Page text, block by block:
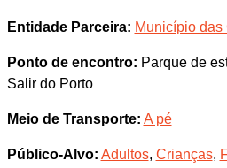
Entidade Parceira: Município
Ponto de encontro: Parque de
Salir do Porto
Meio de Transporte: A pé
Público-Alvo: Adultos, Crianças,